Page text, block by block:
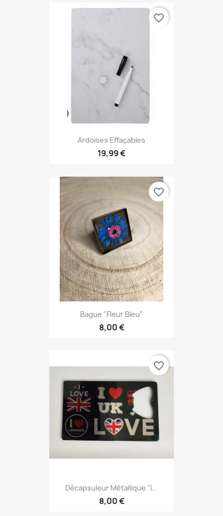
Ardoises Effaçables
19,99 €
favorite_border
Bague "Fleur Bleu"
8,00 €
favorite_border
Décapsuleur Métallique "I...
8,00 €
favorite_border